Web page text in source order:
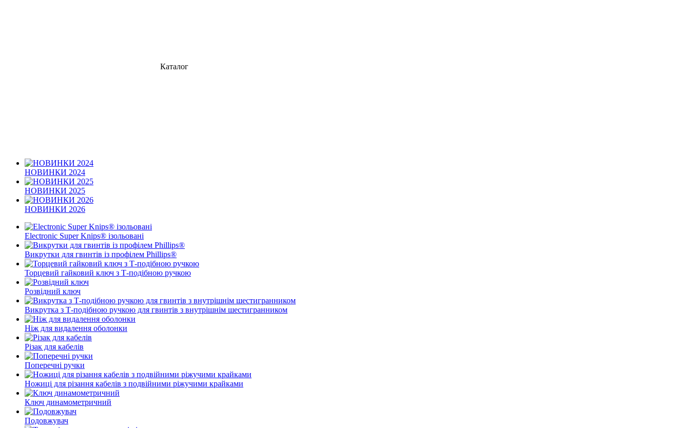
Каталог
НОВИНКИ 2024
НОВИНКИ 2025
НОВИНКИ 2026
Electronic Super Knips® ізольовані
Викрутки для гвинтів із профілем Phillips®
Торцевий гайковий ключ з Т-подібною ручкою
Розвідний ключ
Викрутка з Т-подібною ручкою для гвинтів з внутрішнім шестигранником
Ніж для видалення оболонки
Різак для кабелів
Поперечні ручки
Ножиці для різання кабелів з подвійними ріжучими крайками
Ключ динамометричний
Подовжувач